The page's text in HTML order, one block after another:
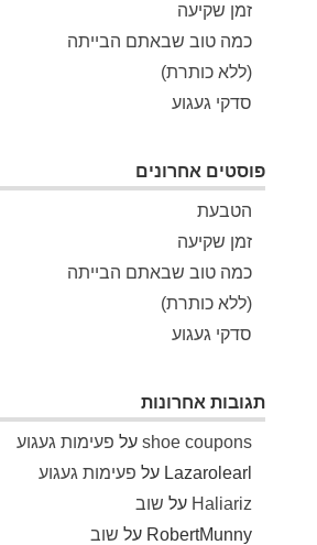
זמן שקיעה
כמה טוב שבאתם הבייתה
(ללא כותרת)
סדקי געגוע
פוסטים אחרונים
הטבעת
זמן שקיעה
כמה טוב שבאתם הבייתה
(ללא כותרת)
סדקי געגוע
תגובות אחרונות
shoe coupons על פעימות געגוע
Lazarolearl על פעימות געגוע
Haliariz על שוב
RobertMunny על שוב